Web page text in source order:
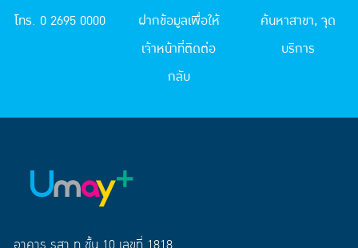
โทร. 0 2695 0000
ฝากข้อมูลเพื่อให้
เจ้าหน้าที่ติดต่อ
กลับ
ค้นหาสาขา, จุด
บริการ